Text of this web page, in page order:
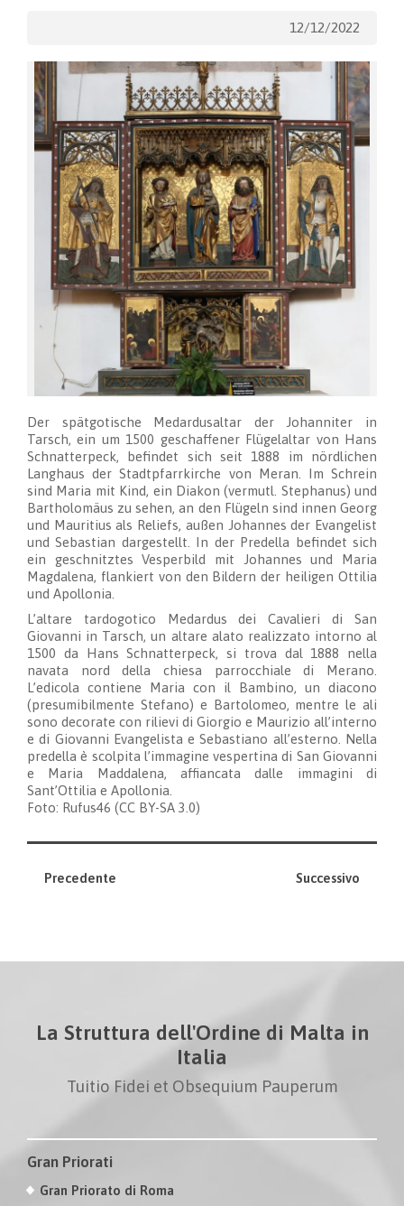
12/12/2022
Der spätgotische Medardusaltar der Johanniter in
Tarsch, ein um 1500 geschaffener Flügelaltar von Hans
Schnatterpeck, befindet sich seit 1888 im nördlichen
Langhaus der Stadtpfarrkirche von Meran. Im Schrein
sind Maria mit Kind, ein Diakon (vermutl. Stephanus) und
Bartholomäus zu sehen, an den Flügeln sind innen Georg
und Mauritius als Reliefs, außen Johannes der Evangelist
und Sebastian dargestellt. In der Predella befindet sich
ein geschnitztes Vesperbild mit Johannes und Maria
Magdalena, flankiert von den Bildern der heiligen Ottilia
und Apollonia.
L’altare tardogotico Medardus dei Cavalieri di San
Giovanni in Tarsch, un altare alato realizzato intorno al
1500 da Hans Schnatterpeck, si trova dal 1888 nella
navata nord della chiesa parrocchiale di Merano.
L’edicola contiene Maria con il Bambino, un diacono
(presumibilmente Stefano) e Bartolomeo, mentre le ali
sono decorate con rilievi di Giorgio e Maurizio all’interno
e di Giovanni Evangelista e Sebastiano all’esterno. Nella
predella è scolpita l’immagine vespertina di San Giovanni
e Maria Maddalena, affiancata dalle immagini di
Sant’Ottilia e Apollonia.
Foto: Rufus46 (CC BY-SA 3.0)
Precedente Successivo
La Struttura dell'Ordine di Malta in
Italia
Tuitio Fidei et Obsequium Pauperum
Gran Priorati
Gran Priorato di Roma